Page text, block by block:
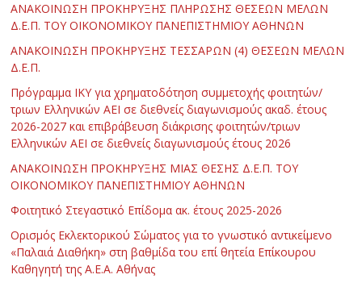
ΑΝΑΚΟΙΝΩΣΗ ΠΡΟΚΗΡΥΞΗΣ ΠΛΗΡΩΣΗΣ ΘΕΣΕΩΝ ΜΕΛΩΝ
Δ.Ε.Π. ΤΟΥ ΟΙΚΟΝΟΜΙΚΟΥ ΠΑΝΕΠΙΣΤΗΜΙΟΥ ΑΘΗΝΩΝ
ΑΝΑΚΟΙΝΩΣΗ ΠΡΟΚΗΡΥΞΗΣ ΤΕΣΣΑΡΩΝ (4) ΘΕΣΕΩΝ ΜΕΛΩΝ
Δ.Ε.Π.
Πρόγραμμα ΙΚΥ για χρηματοδότηση συμμετοχής φοιτητών/
τριων Ελληνικών ΑΕΙ σε διεθνείς διαγωνισμούς ακαδ. έτους
2026-2027 και επιβράβευση διάκρισης φοιτητών/τριων
Ελληνικών ΑΕΙ σε διεθνείς διαγωνισμούς έτους 2026
ΑΝΑΚΟΙΝΩΣΗ ΠΡΟΚΗΡΥΞΗΣ ΜΙΑΣ ΘΕΣΗΣ Δ.Ε.Π. ΤΟΥ
ΟΙΚΟΝΟΜΙΚΟΥ ΠΑΝΕΠΙΣΤΗΜΙΟΥ ΑΘΗΝΩΝ
Φοιτητικό Στεγαστικό Επίδομα ακ. έτους 2025-2026
Ορισμός Εκλεκτορικού Σώματος για το γνωστικό αντικείμενο
«Παλαιά Διαθήκη» στη βαθμίδα του επί θητεία Επίκουρου
Καθηγητή της Α.Ε.Α. Αθήνας